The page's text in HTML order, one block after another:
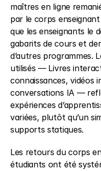
maîtres en ligne
par le corps
que les enseignants le
gabarits de cours et
d’autres programmes.
utilisés — Livres
connaissances, vidéos
conversations IA —
expériences
variées, plutôt qu’un
supports statiques.
Les retours du corps
étudiants ont été